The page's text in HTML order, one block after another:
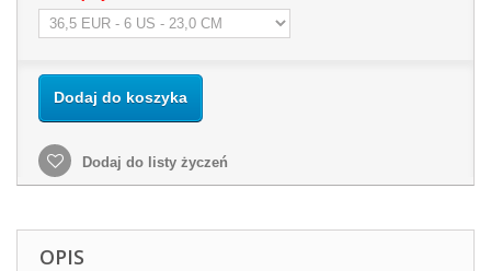
Dodaj do koszyka
Dodaj do listy życzeń
OPIS